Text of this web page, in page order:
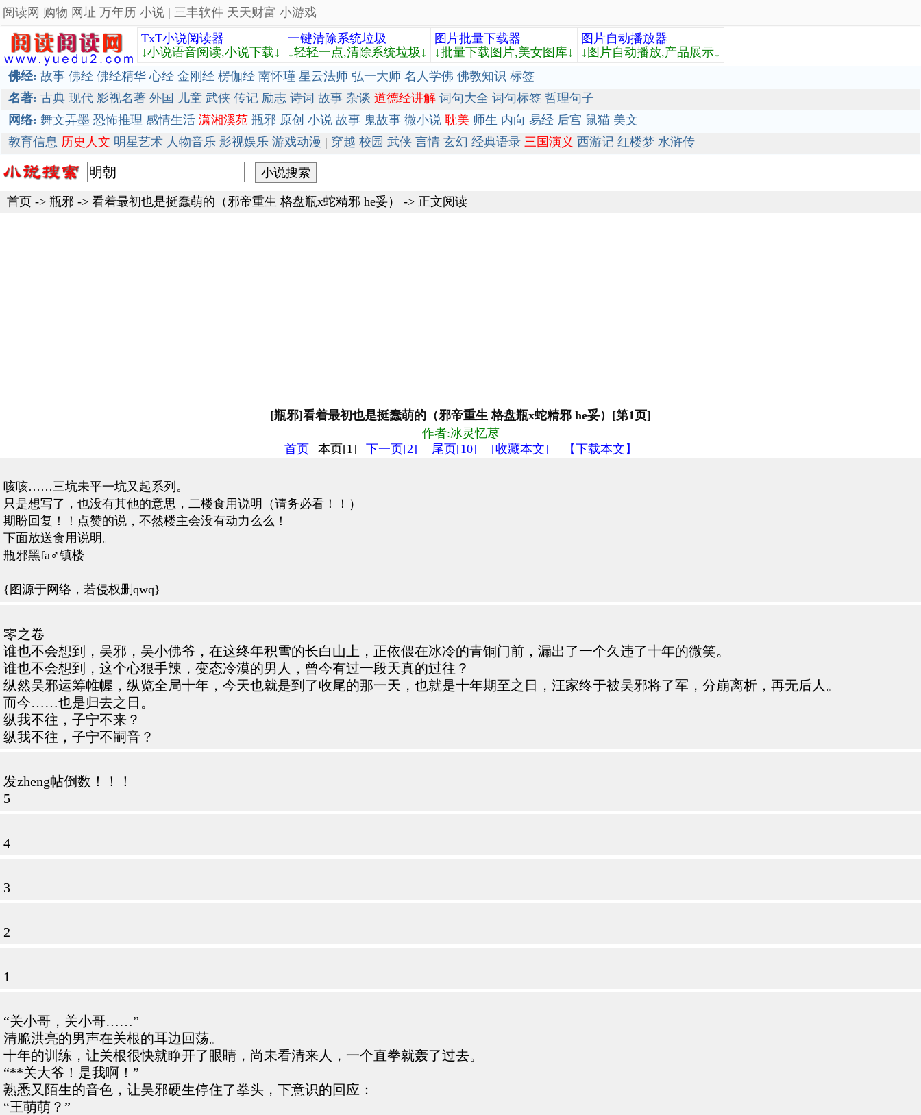
阅读网 购物 网址 万年历 小说 | 三丰软件 天天财富 小游戏
TxT小说阅读器
↓小说语音阅读,小说下载↓
一键清除系统垃圾
↓轻轻一点,清除系统垃圾↓
图片批量下载器
↓批量下载图片,美女图库↓
图片自动播放器
↓图片自动播放,产品展示↓
佛经: 故事 佛经 佛经精华 心经 金刚经 楞伽经 南怀瑾 星云法师 弘一大师 名人学佛 佛教知识 标签
名著: 古典 现代 影视名著 外国 儿童 武侠 传记 励志 诗词 故事 杂谈 道德经讲解 词句大全 词句标签 哲理句子
网络: 舞文弄墨 恐怖推理 感情生活 潇湘溪苑 瓶邪 原创 小说 故事 鬼故事 微小说 耽美 师生 内向 易经 后宫 鼠猫 美文
教育信息 历史人文 明星艺术 人物音乐 影视娱乐 游戏动漫 | 穿越 校园 武侠 言情 玄幻 经典语录 三国演义 西游记 红楼梦 水浒传
首页 -> 瓶邪 -> 看着最初也是挺蠢萌的（邪帝重生 格盘瓶x蛇精邪 he妥） -> 正文阅读
[瓶邪]看着最初也是挺蠢萌的（邪帝重生 格盘瓶x蛇精邪 he妥）[第1页]
作者:冰灵忆荩
首页
本页[1] 下一页[2] 尾页[10] [收藏本文] 【下载本文】
咳咳……三坑未平一坑又起系列。
只是想写了，也没有其他的意思，二楼食用说明（请务必看！！）
期盼回复！！点赞的说，不然楼主会没有动力么么！
下面放送食用说明。
瓶邪黑fa♂镇楼
{图源于网络，若侵权删qwq}
零之卷
谁也不会想到，吴邪，吴小佛爷，在这终年积雪的长白山上，正依偎在冰冷的青铜门前，漏出了一个久违了十年的微笑。
谁也不会想到，这个心狠手辣，变态冷漠的男人，曾今有过一段天真的过往？
纵然吴邪运筹帷幄，纵览全局十年，今天也就是到了收尾的那一天，也就是十年期至之日，汪家终于被吴邪将了军，分崩离析，再无后人。
而今……也是归去之日。
纵我不往，子宁不来？
纵我不往，子宁不嗣音？
发zheng帖倒数！！！
5
4
3
2
1
“关小哥，关小哥……”
清脆洪亮的男声在关根的耳边回荡。
十年的训练，让关根很快就睁开了眼睛，尚未看清来人，一个直拳就轰了过去。
“**关大爷！是我啊！”
熟悉又陌生的音色，让吴邪硬生停住了拳头，下意识的回应：
“王萌萌？”